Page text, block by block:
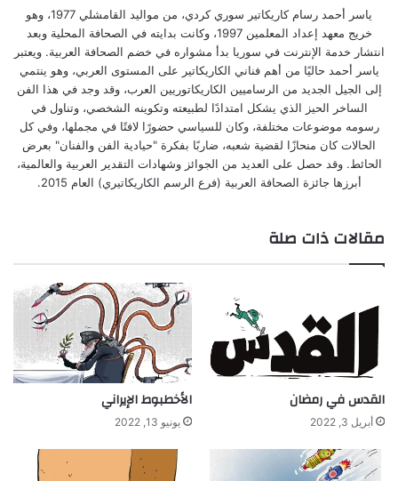
ياسر أحمد رسام كاريكاتير سوري كردي، من مواليد القامشلي 1977، وهو
خريج معهد إعداد المعلمين 1997، وكانت بدايته في الصحافة المحلية وبعد
انتشار خدمة الإنترنت في سوريا بدأ مشواره في خضم الصحافة العربية. ويعتبر
ياسر أحمد حاليًا من أهم فناني الكاريكاتير على المستوى العربي، وهو ينتمي
إلى الجيل الجديد من الرساميين الكاريكاتوريين العرب، وقد وجد في هذا الفن
الساخر الحيز الذي يشكل امتدادًا لطبيعته وتكوينه الشخصي، وتناول في
رسومه موضوعات مختلفة، وكان للسياسي حضورًا لافتًا في مجملها، وفي كل
الحالات كان منحازًا لقضية شعبه، ضاربًا بفكرة "حيادية الفن والفنان" بعرض
الحائط. وقد حصل على العديد من الجوائز وشهادات التقدير العربية والعالمية،
أبرزها جائزة الصحافة العربية (فرع الرسم الكاريكاتيري) العام 2015.
مقالات ذات صلة
القدس في رمضان
أبريل 3, 2022
الأخطبوط الإيراني
يونيو 13, 2022